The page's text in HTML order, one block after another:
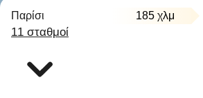
Παρίσι 185 χλμ
11 σταθμοί